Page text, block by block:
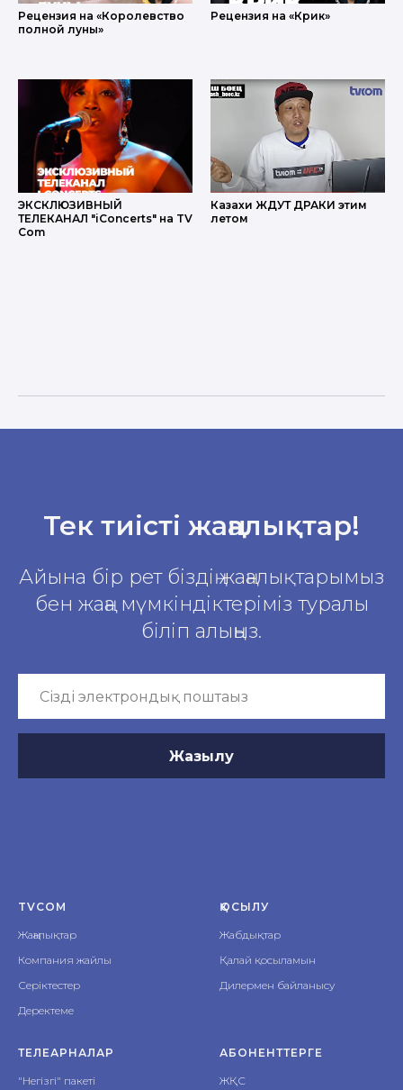
Рецензия на «Королевство
полной луны»
Рецензия на «Крик»
ЭКСКЛЮЗИВНЫЙ
ТЕЛЕКАНАЛ "iConcerts" на TV
Com
Казахи ЖДУТ ДРАКИ этим
летом
Тек тиісті жаңалықтар!
Айына бір рет біздің жаңалықтарымыз
бен жаңа мүмкіндіктеріміз туралы
біліп алыңыз.
Жазылу
TVCOM
Жаңалықтар
Компания жайлы
Серіктестер
Деректеме
ҚОСЫЛУ
Жабдықтар
Қалай қосыламын
Дилермен байланысу
ТЕЛЕАРНАЛАР
"Негізгі" пакеті
АБОНЕНТТЕРГЕ
ЖҚС